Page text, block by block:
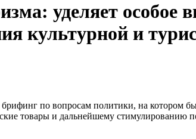
уделяет особое
культурной и
по вопросам политики, на котором
товары и дальнейшему стимулированию